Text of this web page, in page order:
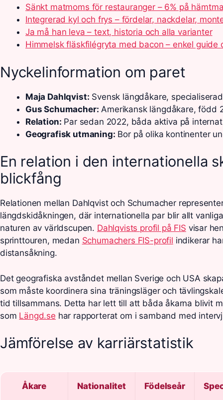
Sänkt matmoms för restauranger – 6% på
Integrerad kyl och frys – fördelar, nackdelar,
Ja må han leva – text, historia och alla varianter
Himmelsk fläskfilégryta med bacon – enkel guide
Nyckelinformation om paret
Maja Dahlqvist: Svensk längdåkare,
Gus Schumacher: Amerikansk längdåkare, född
Relation: Par sedan 2022, båda aktiva på
Geografisk utmaning: Bor på olika kontinenter
En relation i den internationella
blickfång
Relationen mellan Dahlqvist och Schumacher
längdskidåkningen, där internationella par blir allt
naturen av världscupen. Dahlqvists profil på FIS visar
sprinttouren, medan Schumachers FIS-profil indikerar
distansåkning.
Det geografiska avståndet mellan Sverige och USA
som måste koordinera sina träningsläger och
tid tillsammans. Detta har lett till att båda åkarna blivit
som Längd.se har rapporterat om i samband med
Jämförelse av karriärstatistik
Åkare Nationalitet Födelseår